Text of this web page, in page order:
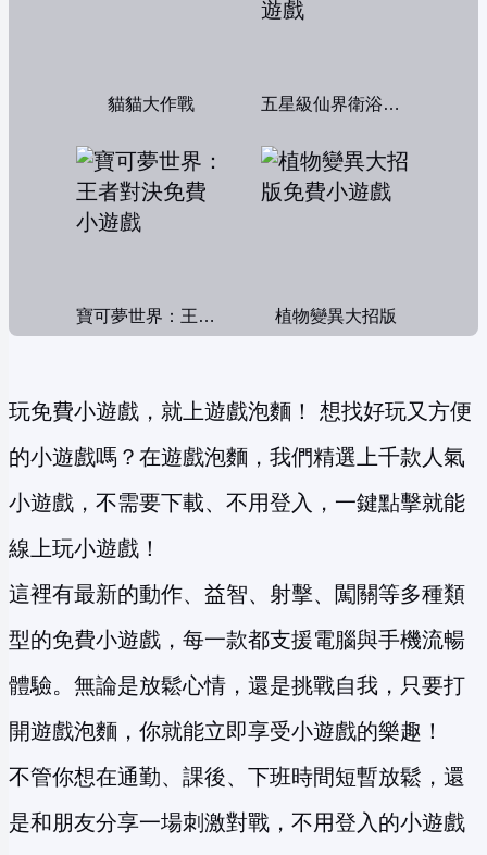
貓貓大作戰 五星級仙界衛浴帝國
寶可夢世界：王者對決 植物變異大招版
玩免費小遊戲，就上遊戲泡麵！ 想找好玩又方便
的小遊戲嗎？在遊戲泡麵，我們精選上千款人氣
小遊戲，不需要下載、不用登入，一鍵點擊就能
線上玩小遊戲！
這裡有最新的動作、益智、射擊、闖關等多種類
型的免費小遊戲，每一款都支援電腦與手機流暢
體驗。無論是放鬆心情，還是挑戰自我，只要打
開遊戲泡麵，你就能立即享受小遊戲的樂趣！
不管你想在通勤、課後、下班時間短暫放鬆，還
是和朋友分享一場刺激對戰，不用登入的小遊戲